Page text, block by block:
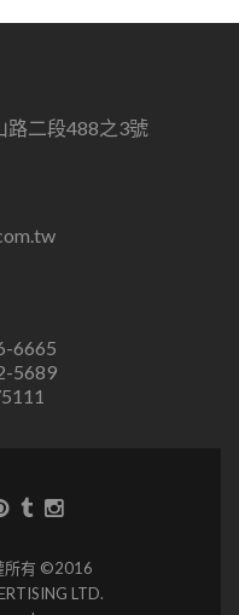
路二段488之3號
6665
5689
所有 ©2016
LTD.